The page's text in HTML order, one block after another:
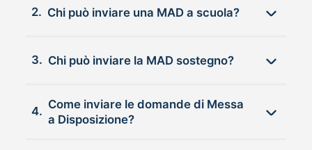
2. Chi può inviare una MAD a scuola?
3. Chi può inviare la MAD sostegno?
4.
Come inviare le domande di Messa
a Disposizione?